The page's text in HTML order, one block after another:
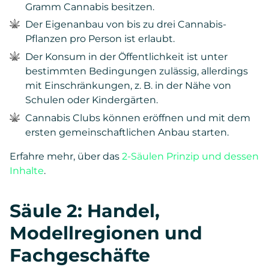
Gramm Cannabis besitzen.
Der Eigenanbau von bis zu drei Cannabis-
Pflanzen pro Person ist erlaubt.
Der Konsum in der Öffentlichkeit ist unter
bestimmten Bedingungen zulässig, allerdings
mit Einschränkungen, z. B. in der Nähe von
Schulen oder Kindergärten.
Cannabis Clubs können eröffnen und mit dem
ersten gemeinschaftlichen Anbau starten.
Erfahre mehr, über das 2-Säulen Prinzip und dessen
Inhalte.
Säule 2: Handel,
Modellregionen und
Fachgeschäfte